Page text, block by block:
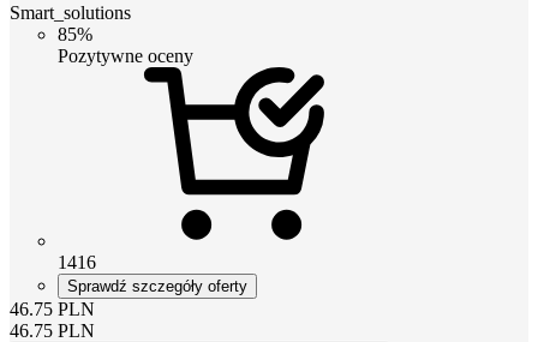
Smart_solutions
85%
Pozytywne oceny
1416
Sprawdź szczegóły oferty
46.75 PLN
46.75 PLN